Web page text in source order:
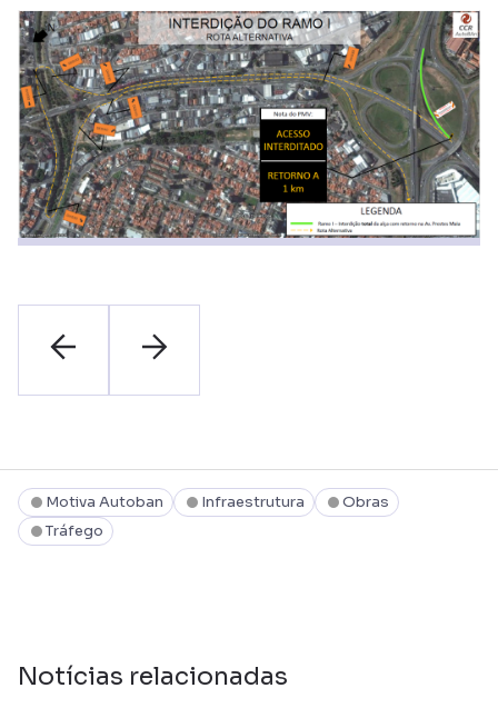
Motiva Autoban Infraestrutura
Obras
Tráfego
Notícias relacionadas